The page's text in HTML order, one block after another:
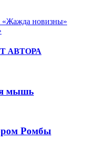
«Жажда новизны»
АВТОРА
мышь
Ромбы